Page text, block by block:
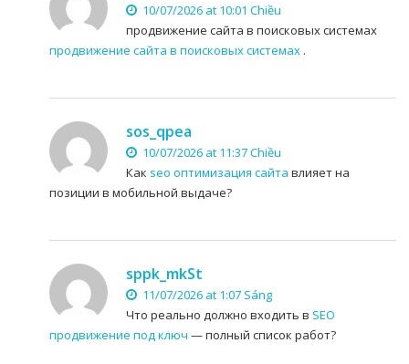
10/07/2026 at 10:01 Chiều
продвижение сайта в поисковых системах
продвижение сайта в поисковых системах.
sos_qpea
10/07/2026 at 11:37 Chiều
Как seo оптимизация сайта влияет на
позиции в мобильной выдаче?
sppk_mkSt
11/07/2026 at 1:07 Sáng
Что реально должно входить в SEO
продвижение под ключ — полный список работ?